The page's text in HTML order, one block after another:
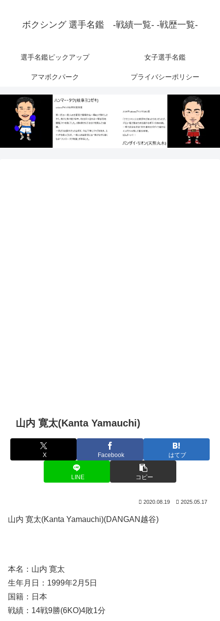
ボクシング 選手名鑑 -戦績一覧- -戦歴一覧-
選手名鑑ピックアップ 女子選手名鑑
アマボクパーク プライバシーポリシー
山内 寛太(Kanta Yamauchi)
X Facebook はてブ
LINE コピー
2020.08.19 2025.05.17
山内 寛太(Kanta Yamauchi)(DANGAN越谷)
本名：山内 寛太
生年月日：1999年2月5日
国籍：日本
戦績：14戦9勝(6KO)4敗1分